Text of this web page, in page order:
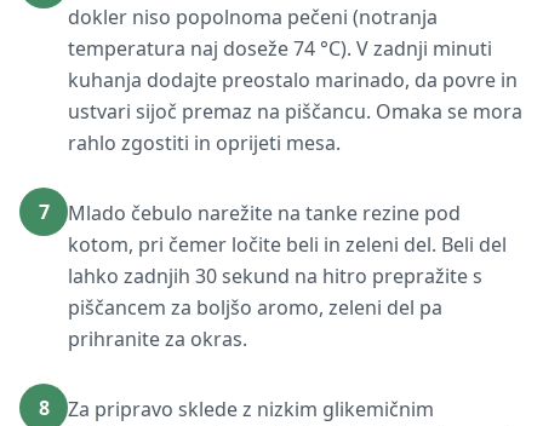
dokler niso popolnoma pečeni (notranja
temperatura naj doseže 74 °C). V zadnji minuti
kuhanja dodajte preostalo marinado, da povre in
ustvari sijoč premaz na piščancu. Omaka se mora
rahlo zgostiti in oprijeti mesa.
7
Mlado čebulo narežite na tanke rezine pod
kotom, pri čemer ločite beli in zeleni del. Beli del
lahko zadnjih 30 sekund na hitro prepražite s
piščancem za boljšo aromo, zeleni del pa
prihranite za okras.
8
Za pripravo sklede z nizkim glikemičnim